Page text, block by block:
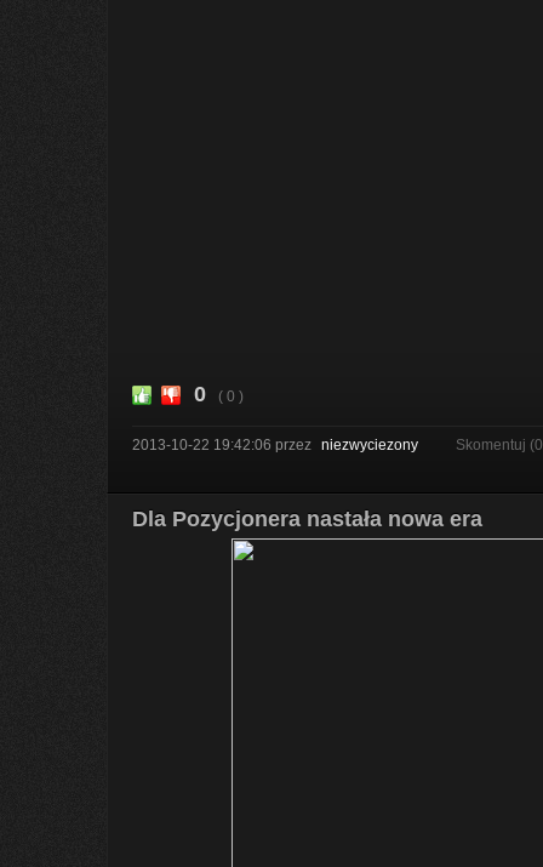
0 ( 0 )
2013-10-22 19:42:06 przez niezwyciezony Skomentuj
Dla Pozycjonera nastała nowa era